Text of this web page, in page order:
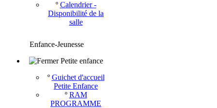
º Calendrier -
Disponibilité de la
salle
Enfance-Jeunesse
Petite enfance
º Guichet d'accueil
Petite Enfance
º RAM
PROGRAMME